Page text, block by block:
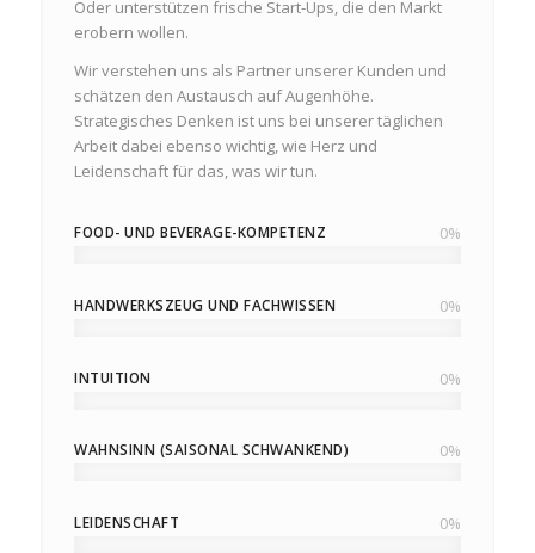
Oder unterstützen frische Start-Ups, die den Markt
erobern wollen.
Wir verstehen uns als Partner unserer Kunden und
schätzen den Austausch auf Augenhöhe.
Strategisches Denken ist uns bei unserer täglichen
Arbeit dabei ebenso wichtig, wie Herz und
Leidenschaft für das, was wir tun.
FOOD- UND BEVERAGE-KOMPETENZ 0%
HANDWERKSZEUG UND FACHWISSEN 0%
INTUITION 0%
WAHNSINN (SAISONAL SCHWANKEND) 0%
LEIDENSCHAFT 0%